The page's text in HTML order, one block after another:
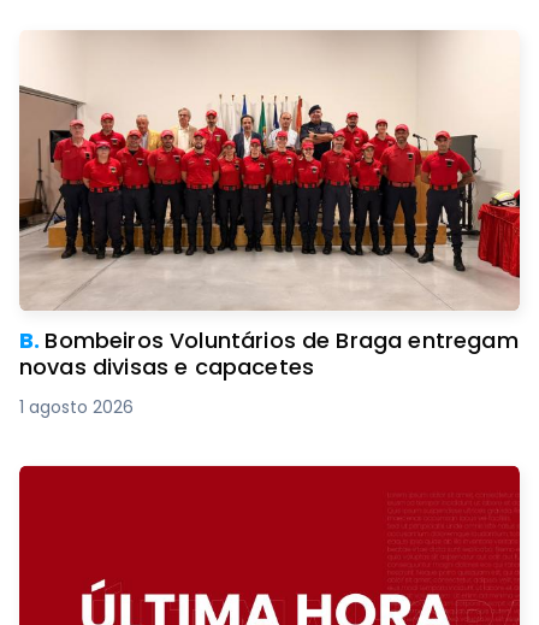
B. Bombeiros Voluntários de Braga entregam
novas divisas e capacetes
1 agosto 2026